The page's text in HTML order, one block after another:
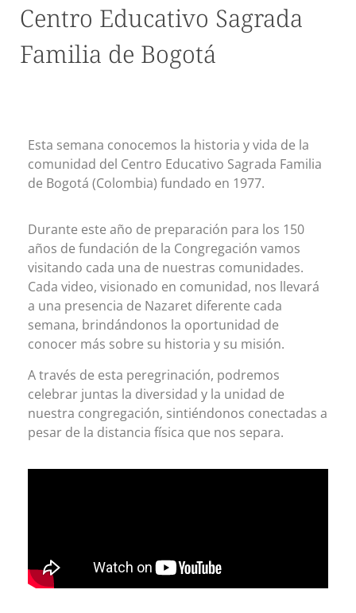
Centro Educativo Sagrada
Familia de Bogotá
Esta semana conocemos la historia y vida de la
comunidad del Centro Educativo Sagrada Familia
de Bogotá (Colombia) fundado en 1977.
Durante este año de preparación para los 150
años de fundación de la Congregación vamos
visitando cada una de nuestras comunidades.
Cada video, visionado en comunidad, nos llevará
a una presencia de Nazaret diferente cada
semana, brindándonos la oportunidad de
conocer más sobre su historia y su misión.
A través de esta peregrinación, podremos
celebrar juntas la diversidad y la unidad de
nuestra congregación, sintiéndonos conectadas a
pesar de la distancia física que nos separa.